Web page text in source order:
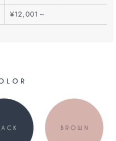
¥12,001～